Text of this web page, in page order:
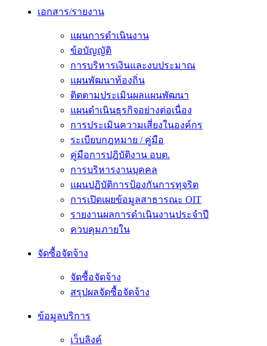
เอกสาร/รายงาน
แผนการดำเนินงาน
ข้อบัญญัติ
การบริหารเงินและงบประมาณ
แผนพัฒนาท้องถิ่น
ติดตามประเมินผลแผนพัฒนา
แผนดำเนินธุรกิจอย่างต่อเนื่อง
การประเมินความเสี่ยงในองค์กร
ระเบียบกฎหมาย / คู่มือ
คู่มือการปฎิบัติงาน อบต.
การบริหารงานบุคคล
แผนปฏิบัติการป้องกันการทุจริต
การเปิดเผยข้อมูลสาธารณะ OIT
รายงานผลการดำเนินงานประจำปี
ควบคุมภายใน
จัดซื้อจัดจ้าง
จัดซื้อจัดจ้าง
สรุปผลจัดซื้อจัดจ้าง
ข้อมูลบริการ
เว็บลิงค์